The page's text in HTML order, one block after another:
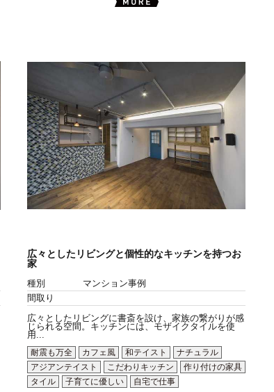
広々としたリビングと個性的なキッチンを持つお
家
種別
マンション事例
間取り
広々としたリビングに書斎を設け、家族の繋がりが感
じられる空間。キッチンには、モザイクタイルを使
用...
耐震も万全
カフェ風 和テイスト
ナチュラル
アジアンテイスト
こだわりキッチン
作り付けの家具
タイル
子育てに優しい 自宅で仕事